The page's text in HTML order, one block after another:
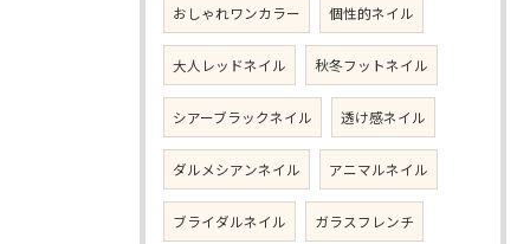
おしゃれワンカラー 個性的ネイル
大人レッドネイル 秋冬フットネイル
シアーブラックネイル 透け感ネイル
ダルメシアンネイル アニマルネイル
ブライダルネイル ガラスフレンチ